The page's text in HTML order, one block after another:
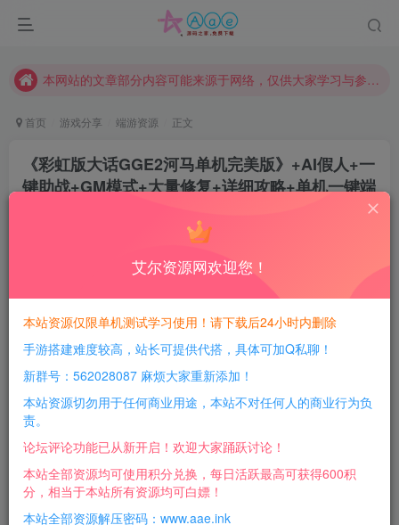
现在赞助会员享受专属折扣，详情点击此条公告。
本网站的文章部分内容可能来源于网络，仅供大家学习与参考，如有侵权，请联系站长QQ466107887进行删除处理。
首页 游戏分享 端游资源 正文
《彩虹版大话GGE2河马单机完美版》+AI假人+一
键助战+GM模式+大量修复+详细攻略+单机一键端
每日活跃最高可获得600积分！所有资源可以使用
积分免费兑换！
游戏介绍：
在以下场景打败怪物就有机会获得天书残卷（灵兽村-灵兽长
者兑换天书宝宝）
天书残卷第一卷：大雁塔三层、海底迷宫、地狱迷宫
天书残卷第二卷：大唐边境、地狱迷宫、北惧芦洲
天书残卷第三卷：狮驼岭、龙窟4层、凤巢4 层
艾尔资源网欢迎您！
本站资源仅限单机测试学习使用！请下载后24小时内删除
手游搭建难度较高，站长可提供代搭，具体可加Q私聊！
新群号：562028087 麻烦大家重新添加！
本站资源切勿用于任何商业用途，本站不对任何人的商业行为负
责。
论坛评论功能已从新开启！欢迎大家踊跃讨论！
本站全部资源均可使用积分兑换，每日活跃最高可获得600积
分，相当于本站所有资源均可白嫖！
本站全部资源解压密码：www.aae.ink